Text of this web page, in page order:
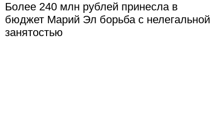
Более 240 млн рублей принесла в
бюджет Марий Эл борьба с нелегальной
занятостью